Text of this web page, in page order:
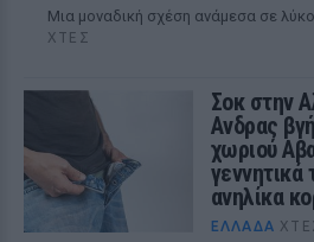
Μια μοναδική σχέση ανάμεσα σε
ΧΤΕΣ
Σοκ στην
Ανδρας
χωριού
γεννητικά
ανηλίκα
ΕΛΛΆΔΑ